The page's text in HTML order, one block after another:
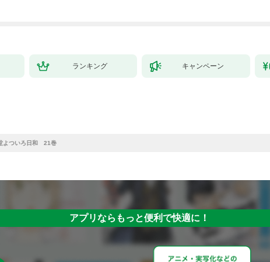
ランキング キャンペーン
よついろ日和 21巻
アプリならもっと便利で快適に！